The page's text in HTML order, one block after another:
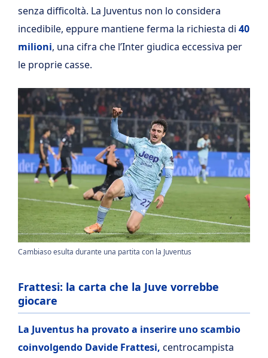
senza difficoltà. La Juventus non lo considera
incedibile, eppure mantiene ferma la richiesta di 40
milioni, una cifra che l’Inter giudica eccessiva per
le proprie casse.
Cambiaso esulta durante una partita con la Juventus
Frattesi: la carta che la Juve vorrebbe
giocare
La Juventus ha provato a inserire uno scambio
coinvolgendo Davide Frattesi, centrocampista